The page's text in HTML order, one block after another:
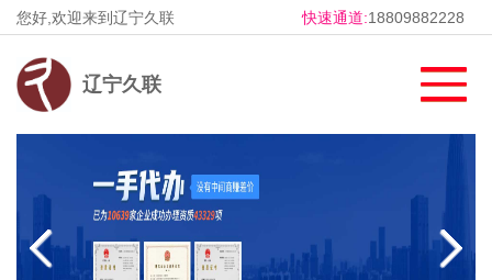
您好,欢迎来到辽宁久联 快速通道:18809882228
辽宁久联